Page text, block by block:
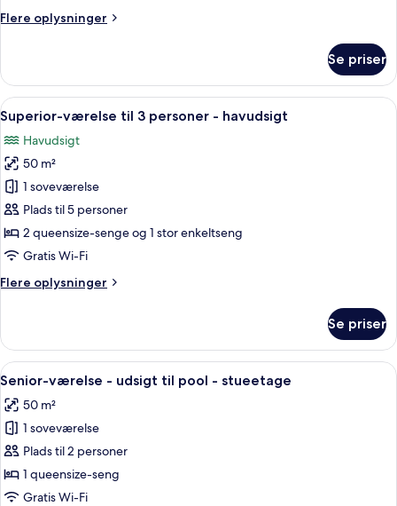
terrasse
Flere oplysninger
Flere
til
4
personer
terrasse
havudsigt
Se priser
Indlæs
alle
billeder
af
Superior-
værelse
til
3
-
Et soveværelse med køjeseng, stige,
4
Superior-værelse til 3 personer - havudsigt
Havudsigt
50 m²
1 soveværelse
Plads til 5 personer
2 queensize-senge og 1 stor enkeltseng
Gratis Wi-Fi
Flere oplysninger
Flere
værelse
til
3
havudsigt
Se priser
Indlæs
alle
billeder
af
Senior-
værelse
-
Et soveværelse med en stor seng,
7
Senior-værelse - udsigt til pool - stueetage
50 m²
1 soveværelse
Plads til 2 personer
1 queensize-seng
Gratis Wi-Fi